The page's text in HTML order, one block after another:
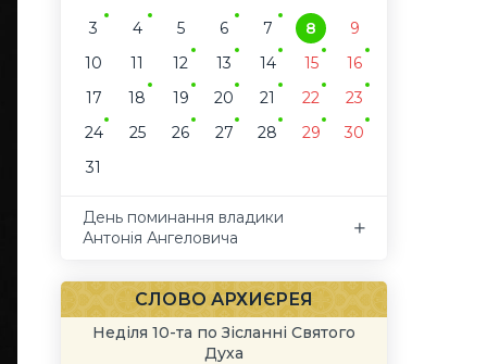
3
4 5 6 7 8
9
10
11 12 13 14 15
16
17
18 19 20 21 22
23
24
25 26 27 28 29
30
31
День поминання владики
Антонія Ангеловича
СЛОВО АРХИЄРЕЯ
Неділя 10-та по Зісланні Святого
Духа